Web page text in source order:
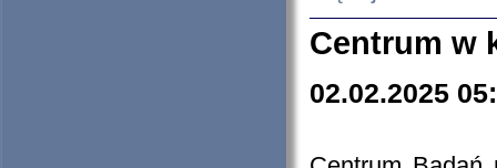
Centrum w
02.02.2025